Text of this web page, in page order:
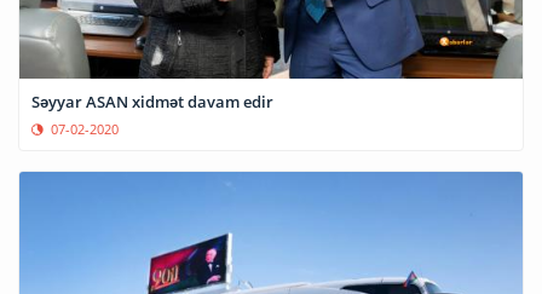
Səyyar ASAN xidmət davam edir
07-02-2020